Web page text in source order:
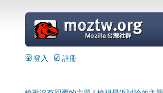
=
登入 註冊